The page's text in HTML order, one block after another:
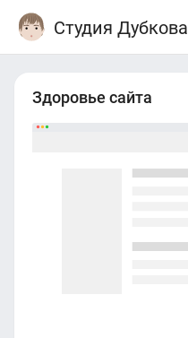
Студия Дубкова
Здоровье сайта